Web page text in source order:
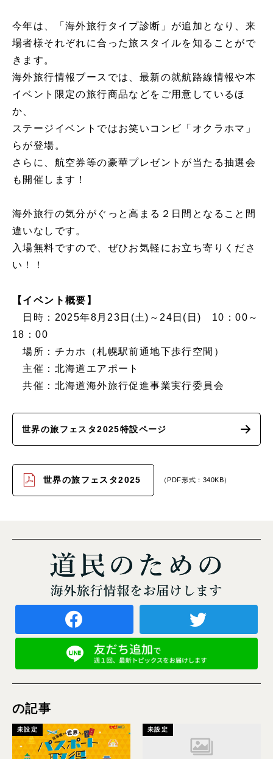
今年は、「海外旅行タイプ診断」が追加となり、来
場者様それぞれに合った旅スタイルを知ることがで
きます。
海外旅行情報ブースでは、最新の就航路線情報や本
イベント限定の旅行商品などをご用意しているほ
か、
ステージイベントではお笑いコンビ「オクラホマ」
らが登場。
さらに、航空券等の豪華プレゼントが当たる抽選会
も開催します！
海外旅行の気分がぐっと高まる２日間となること間
違いなしです。
入場無料ですので、ぜひお気軽にお立ち寄りくださ
い！！
【イベント概要】
日時：2025年8月23日(土)～24日(日) 10：00～
18：00
場所：チカホ（札幌駅前通地下歩行空間）
主催：北海道エアポート
共催：北海道海外旅行促進事業実行委員会
世界の旅フェスタ2025特設ページ
世界の旅フェスタ2025 （PDF形式：340KB）
の記事
未設定 未設定